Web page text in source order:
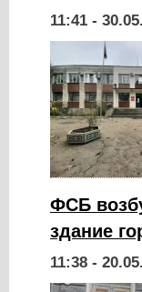
11:41 -
ФСБ
здание
11:38 -